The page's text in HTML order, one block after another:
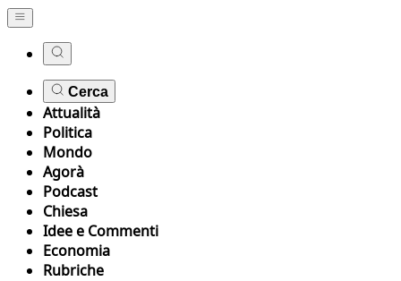
Cerca
Attualità
Politica
Mondo
Agorà
Podcast
Chiesa
Idee e Commenti
Economia
Rubriche